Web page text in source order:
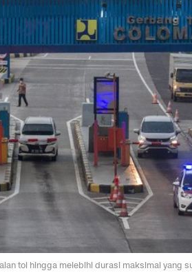
tol hingga melebihi durasi maksimal yang